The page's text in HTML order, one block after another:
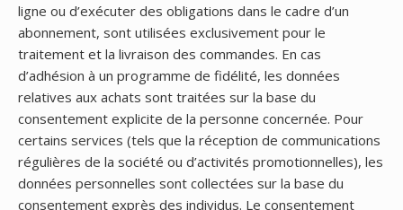
ligne ou d’exécuter des obligations dans le cadre d’un
abonnement, sont utilisées exclusivement pour le
traitement et la livraison des commandes. En cas
d’adhésion à un programme de fidélité, les données
relatives aux achats sont traitées sur la base du
consentement explicite de la personne concernée. Pour
certains services (tels que la réception de communications
régulières de la société ou d’activités promotionnelles), les
données personnelles sont collectées sur la base du
consentement exprès des individus. Le consentement